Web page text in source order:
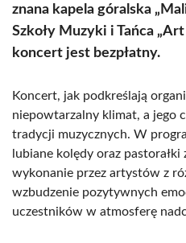
znana kapela góralska
Szkoły Muzyki i Tańca
koncert jest bezpłatny.
Koncert, jak podkreślają
niepowtarzalny klimat, a jego
tradycji muzycznych. W
lubiane kolędy oraz pastorałki
wykonanie przez artystów z
wzbudzenie pozytywnych
uczestników w atmosferę